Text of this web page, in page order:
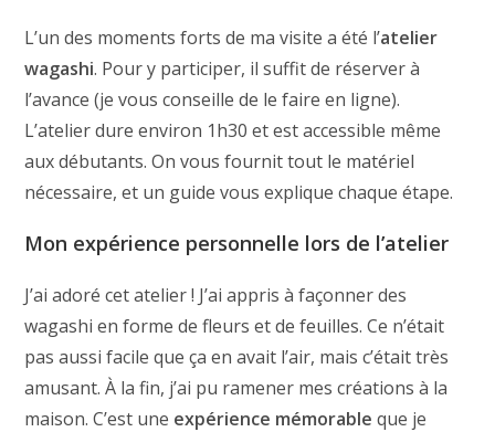
L’un des moments forts de ma visite a été l’atelier
wagashi. Pour y participer, il suffit de réserver à
l’avance (je vous conseille de le faire en ligne).
L’atelier dure environ 1h30 et est accessible même
aux débutants. On vous fournit tout le matériel
nécessaire, et un guide vous explique chaque étape.
Mon expérience personnelle lors de l’atelier
J’ai adoré cet atelier ! J’ai appris à façonner des
wagashi en forme de fleurs et de feuilles. Ce n’était
pas aussi facile que ça en avait l’air, mais c’était très
amusant. À la fin, j’ai pu ramener mes créations à la
maison. C’est une expérience mémorable que je